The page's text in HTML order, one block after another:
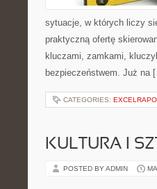
sytuacje, w których liczy
praktyczną ofertę
kluczami, zamkami,
bezpieczeństwem. Już na
CATEGORIES:
KULTURA I
POSTED BY ADMIN